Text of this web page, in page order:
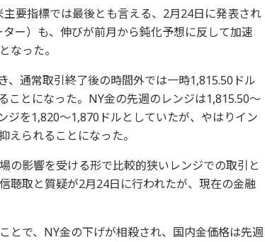
要指標では最後とも言える、2月24日に発表され
ー）も、伸びが前月から鈍化予想に反して加速
なった。
通常取引終了後の時間外では一時1,815.50ドル
ことになった。NY金の先週のレンジは1,815.50～
ジを1,820～1,870ドルとしていたが、やはりイン
えられることになった。
の影響を受ける形で比較的狭いレンジでの取引と
聴取と質疑が2月24日に行われたが、現在の金融
とで、NY金の下げが相殺され、国内金価格は先週